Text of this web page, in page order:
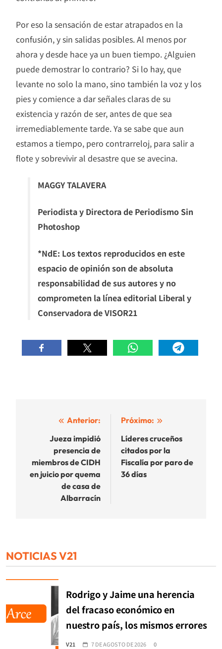
Por eso la sensación de estar atrapados en la
confusión, y sin salidas posibles. Al menos por
ahora y desde hace ya un buen tiempo. ¿Alguien
puede demostrar lo contrario? Si lo hay, que
levante no solo la mano, sino también la voz y los
pies y comience a dar señales claras de su
existencia y razón de ser, antes de que sea
irremediablemente tarde. Ya se sabe que aun
estamos a tiempo, pero contrarreloj, para salir a
flote y sobrevivir al desastre que se avecina.
MAGGY TALAVERA
Periodista y Directora de Periodismo Sin
Photoshop
*NdE: Los textos reproducidos en este
espacio de opinión son de absoluta
responsabilidad de sus autores y no
comprometen la línea editorial Liberal y
Conservadora de VISOR21
Navegación
entradas
Anterior:
Jueza impidió
presencia de
miembros de CIDH
en juicio por quema
de casa de
Albarracín
Próximo:
Líderes cruceños
citados por la
Fiscalía por paro de
36 días
NOTICIAS V21
Rodrigo y Jaime una herencia
del fracaso económico en
nuestro país, los mismos errores
V21 7 DE AGOSTO DE 2026 0